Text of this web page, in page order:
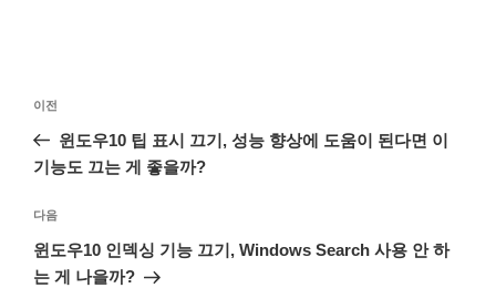
색
이
전
글
이전
윈도우10 팁 표시 끄기, 성능 향상에 도움이 된다면 이
기능도 끄는 게 좋을까?
다
음
글
다음
윈도우10 인덱싱 기능 끄기, Windows Search 사용 안 하
는 게 나을까?